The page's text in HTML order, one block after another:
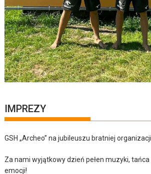
IMPREZY
GSH „Archeo” na jubileuszu bratniej
Za nami wyjątkowy dzień pełen muzyki,
emocji!